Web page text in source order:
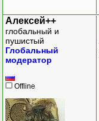
Алексей++
глобальный и
пушистый
Глобальный
модератор
Offline